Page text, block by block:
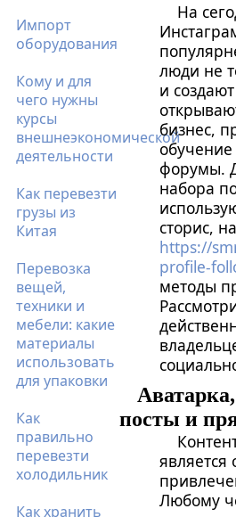
Импорт
оборудования
Кому и для
чего нужны
курсы
внешнеэкономической
деятельности
Как перевезти
грузы из
Китая
Перевозка
вещей,
техники и
мебели: какие
материалы
использовать
для упаковки
Как
правильно
перевезти
холодильник
Как хранить
На
люди не
и
бизнес,
форумы.
набора
сторис,
https://
profile-
методы
посты и
является
Любому